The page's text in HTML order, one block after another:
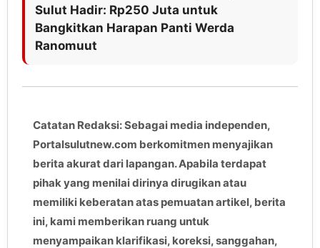
Sulut Hadir: Rp250 Juta untuk
Bangkitkan Harapan Panti Werda
Ranomuut
Catatan Redaksi: Sebagai media independen,
Portalsulutnew.com berkomitmen menyajikan
berita akurat dari lapangan. Apabila terdapat
pihak yang menilai dirinya dirugikan atau
memiliki keberatan atas pemuatan artikel, berita
ini, kami memberikan ruang untuk
menyampaikan klarifikasi, koreksi, sanggahan,